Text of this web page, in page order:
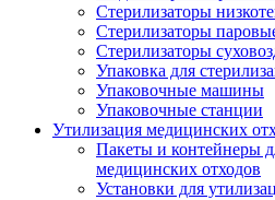
Стерилизаторы
Стерилизаторы
Стерилизаторы
Упаковка для
Упаковочные машины
Упаковочные станции
Утилизация медицинских
Пакеты и контейнеры
медицинских отходов
Установки для